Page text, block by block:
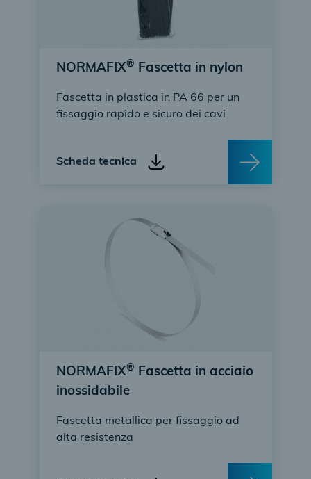
NORMAFIX® Fascetta in nylon
Fascetta in plastica in PA 66 per un
fissaggio rapido e sicuro dei cavi
Scheda tecnica
NORMAFIX® Fascetta in acciaio
inossidabile
Fascetta metallica per fissaggio ad
alta resistenza